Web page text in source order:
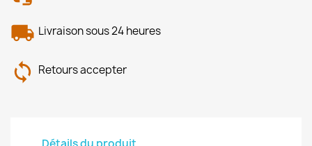
Livraison sous 24 heures
Retours accepter